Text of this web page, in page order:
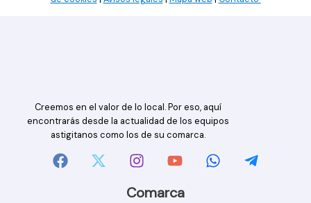
Creemos en el valor de lo local. Por eso, aquí
encontrarás desde la actualidad de los equipos
astigitanos como los de su comarca.
Comarca